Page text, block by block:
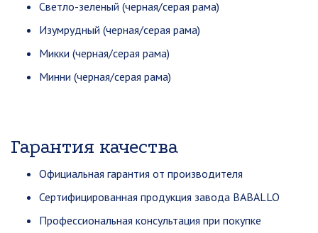
Светло-зеленый (черная/серая рама)
Изумрудный (черная/серая рама)
Микки (черная/серая рама)
Минни (черная/серая рама)
Гарантия качества
Официальная гарантия от производителя
Сертифицированная продукция завода BABALLO
Профессиональная консультация при покупке